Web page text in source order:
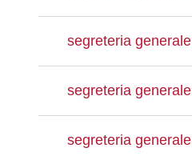
segreteria generale
segreteria generale
segreteria generale